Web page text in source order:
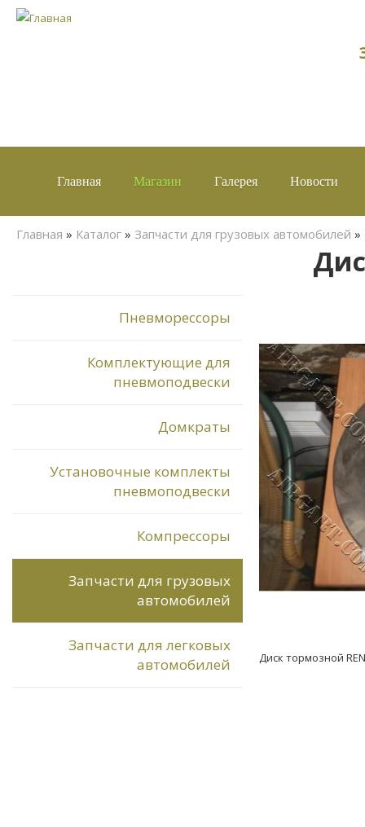
Главная Магазин Галерея Новости
Вы здесь
Главная » Каталог » Запчасти для грузовых автомобилей »
Пневморессоры
Комплектующие для
пневмоподвески
Домкраты
Установочные комплекты
пневмоподвески
Компрессоры
Запчасти для грузовых
автомобилей
Запчасти для легковых
автомобилей
Диск тормозной